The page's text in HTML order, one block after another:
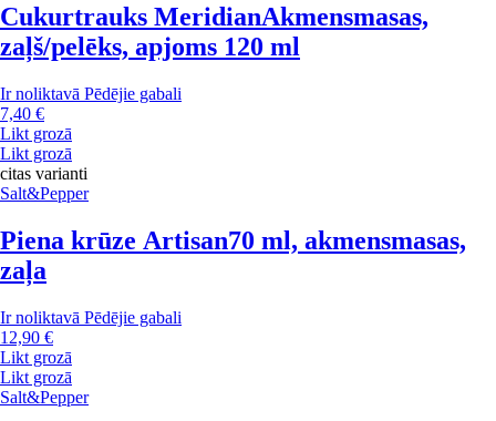
Cukurtrauks MeridianAkmensmasas,
zaļš/pelēks, apjoms 120 ml
Ir noliktavā Pēdējie gabali
7,40 €
Likt grozā
Likt grozā
citas varianti
Salt&Pepper
Piena krūze Artisan70 ml, akmensmasas,
zaļa
Ir noliktavā Pēdējie gabali
12,90 €
Likt grozā
Likt grozā
Salt&Pepper